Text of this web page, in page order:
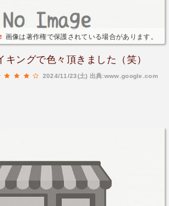
画像は著作権で保護されている場合があります。
キングで色々頂きました（笑）
2024/11/23(土) 出典:www.google.com